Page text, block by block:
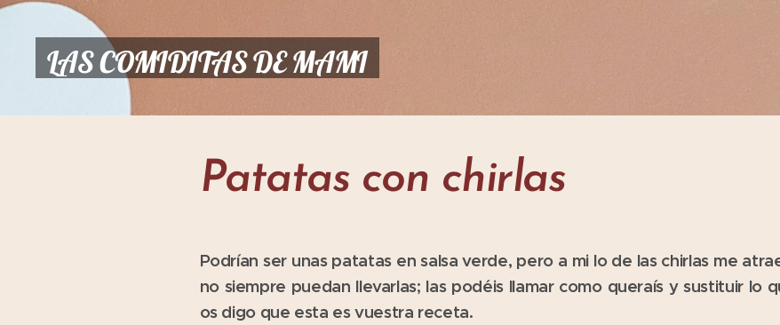
LAS COMIDITAS DE MAMI
Patatas con chirlas
Podrían ser unas patatas en salsa verde, pero a mi lo de las chirlas me
no siempre puedan llevarlas; las podéis llamar como queraís y sustituir lo
os digo que esta es vuestra receta.